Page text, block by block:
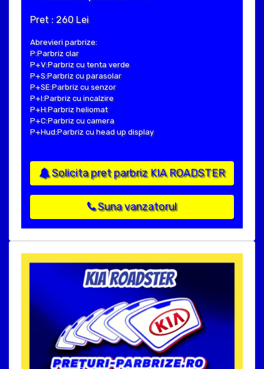
Pret : 260 Lei
Abrevieri parbrize:
P:Parbriz clar
P+V:Parbriz cu tenta verde
P+S:Parbriz cu parasolar
P+SE:Parbriz cu senzor
P+I:Parbriz cu incalzire
P+H:Parbriz heliomat
P+C:Parbriz cu camera
P+Hud:Parbriz cu head up display
Solicita pret parbriz KIA ROADSTER
Suna vanzatorul